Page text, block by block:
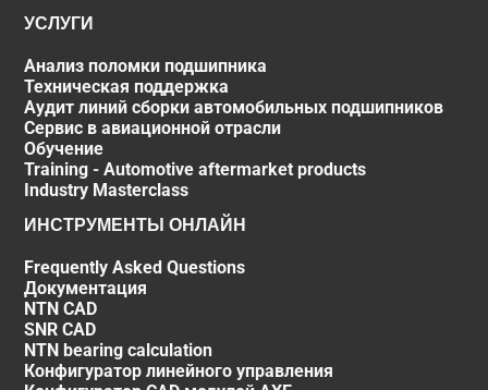
УСЛУГИ
Анализ поломки подшипника
Техническая поддержка
Аудит линий сборки автомобильных подшипников
Сервис в авиационной отрасли
Обучение
Training - Automotive aftermarket products
Industry Masterclass
ИНСТРУМЕНТЫ ОНЛАЙН
Frequently Asked Questions
Документация
NTN CAD
SNR CAD
NTN bearing calculation
Конфигуратор линейного управления